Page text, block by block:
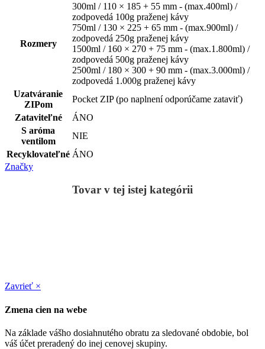
Rozmery
300ml / 110 × 185 + 55 mm - (max.400ml) /
zodpovedá 100g praženej kávy
750ml / 130 × 225 + 65 mm - (max.900ml) /
zodpovedá 250g praženej kávy
1500ml / 160 × 270 + 75 mm - (max.1.800ml) /
zodpovedá 500g praženej kávy
2500ml / 180 × 300 + 90 mm - (max.3.000ml) /
zodpovedá 1.000g praženej kávy
Uzatváranie
ZIPom
Pocket ZIP (po naplnení odporúčame zataviť)
Zataviteľné
ÁNO
S aróma
ventilom
NIE
Recyklovateľné ÁNO
Značky
Tovar v tej istej kategórii
Zavrieť ×
Zmena cien na webe
Na základe vášho dosiahnutého obratu za sledované obdobie, bol
váš účet preradený do inej cenovej skupiny.